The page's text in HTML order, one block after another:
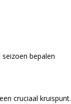
bepalen
cruciaal kruispunt.